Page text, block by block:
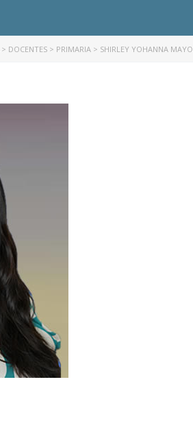
> DOCENTES > PRIMARIA > SHIRLEY YOHANNA